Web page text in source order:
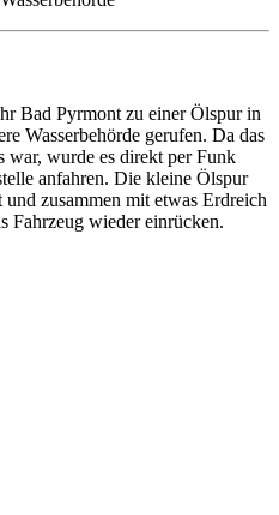
Bad Pyrmont zu einer Ölspur in
Wasserbehörde gerufen. Da das
wurde es direkt per Funk
anfahren. Die kleine Ölspur
zusammen mit etwas Erdreich
Fahrzeug wieder einrücken.